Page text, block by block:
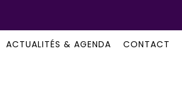
ACTUALITÉS & AGENDA CONTACT